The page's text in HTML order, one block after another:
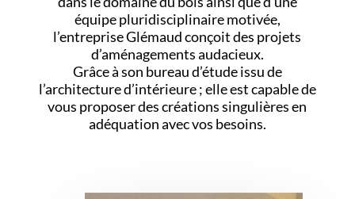
équipe pluridisciplinaire motivée,
l’entreprise Glémaud conçoit des projets
d’aménagements audacieux.
Grâce à son bureau d’étude issu de
l’architecture d’intérieure ; elle est capable de
vous proposer des créations singulières en
adéquation avec vos besoins.